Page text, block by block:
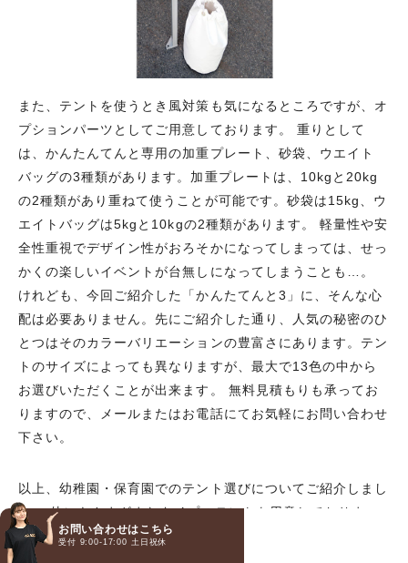
また、テントを使うとき風対策も気になるところですが、オ
プションパーツとしてご用意しております。 重りとして
は、かんたんてんと専用の加重プレート、砂袋、ウエイト
バッグの3種類があります。加重プレートは、10kgと20kg
の2種類があり重ねて使うことが可能です。砂袋は15kg、ウ
エイトバッグは5kgと10kgの2種類があります。 軽量性や安
全性重視でデザイン性がおろそかになってしまっては、せっ
かくの楽しいイベントが台無しになってしまうことも…。
けれども、今回ご紹介した「かんたてんと3」に、そんな心
配は必要ありません。先にご紹介した通り、人気の秘密のひ
とつはそのカラーバリエーションの豊富さにあります。テン
トのサイズによっても異なりますが、最大で13色の中から
お選びいただくことが出来ます。 無料見積もりも承ってお
りますので、メールまたはお電話にてお気軽にお問い合わせ
下さい。
以上、幼稚園・保育園でのテント選びについてご紹介しまし
た。 他にもさまざまなタイプのテントを用意しておりま
す。 利用条件・ご予算に合わせて、ご検討ください。 な
お、無料見積もりに対応しております。 メールまたはお電
お問い合わせはこちら
受付 9:00-17:00 土日祝休